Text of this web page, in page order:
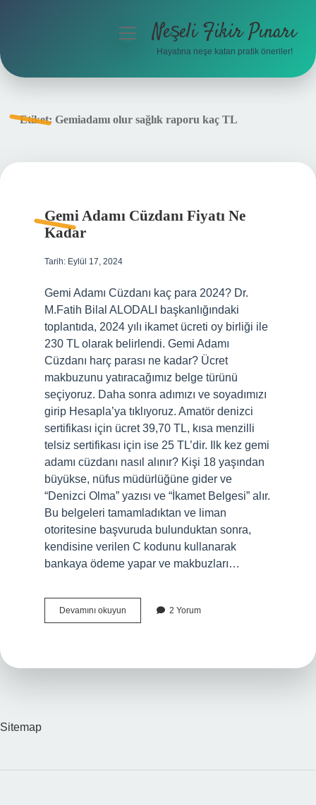
menüyüNeşeli Fikir Pınarı
Hayatına neşe katan pratik öneriler!
Etiket: Gemiadamı olur sağlık raporu kaç TL
Gemi Adamı Cüzdanı Fiyatı Ne
Kadar
Tarih: Eylül 17, 2024
Gemi Adamı Cüzdanı kaç para 2024? Dr.
M.Fatih Bilal ALODALI başkanlığındaki
toplantıda, 2024 yılı ikamet ücreti oy birliği ile
230 TL olarak belirlendi. Gemi Adamı
Cüzdanı harç parası ne kadar? Ücret
makbuzunu yatıracağımız belge türünü
seçiyoruz. Daha sonra adımızı ve soyadımızı
girip Hesapla’ya tıklıyoruz. Amatör denizci
sertifikası için ücret 39,70 TL, kısa menzilli
telsiz sertifikası için ise 25 TL’dir. Ilk kez gemi
adamı cüzdanı nasıl alınır? Kişi 18 yaşından
büyükse, nüfus müdürlüğüne gider ve
“Denizci Olma” yazısı ve “İkamet Belgesi” alır.
Bu belgeleri tamamladıktan ve liman
otoritesine başvuruda bulunduktan sonra,
kendisine verilen C kodunu kullanarak
bankaya ödeme yapar ve makbuzları…
Devamını okuyun
Adamı
2 Yorum
Sitemap